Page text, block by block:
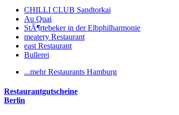
CHILLI CLUB Sandtorkai
Au Quai
StÃ¶rtebeker in der Elbphilharmonie
meatery Restaurant
east Restaurant
Bullerei
...mehr Restaurants Hamburg
Restaurantgutscheine
Berlin